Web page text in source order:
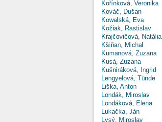
Kořínková, Veronika
Kováč, Dušan
Kowalská, Eva
Kožiak, Rastislav
Krajčovičová, Natália
Kšiňan, Michal
Kumanová, Zuzana
Kusá, Zuzana
Kušniráková, Ingrid
Lengyelová, Tünde
Liška, Anton
Londák, Miroslav
Londáková, Elena
Lukačka, Ján
Lysý, Miroslav